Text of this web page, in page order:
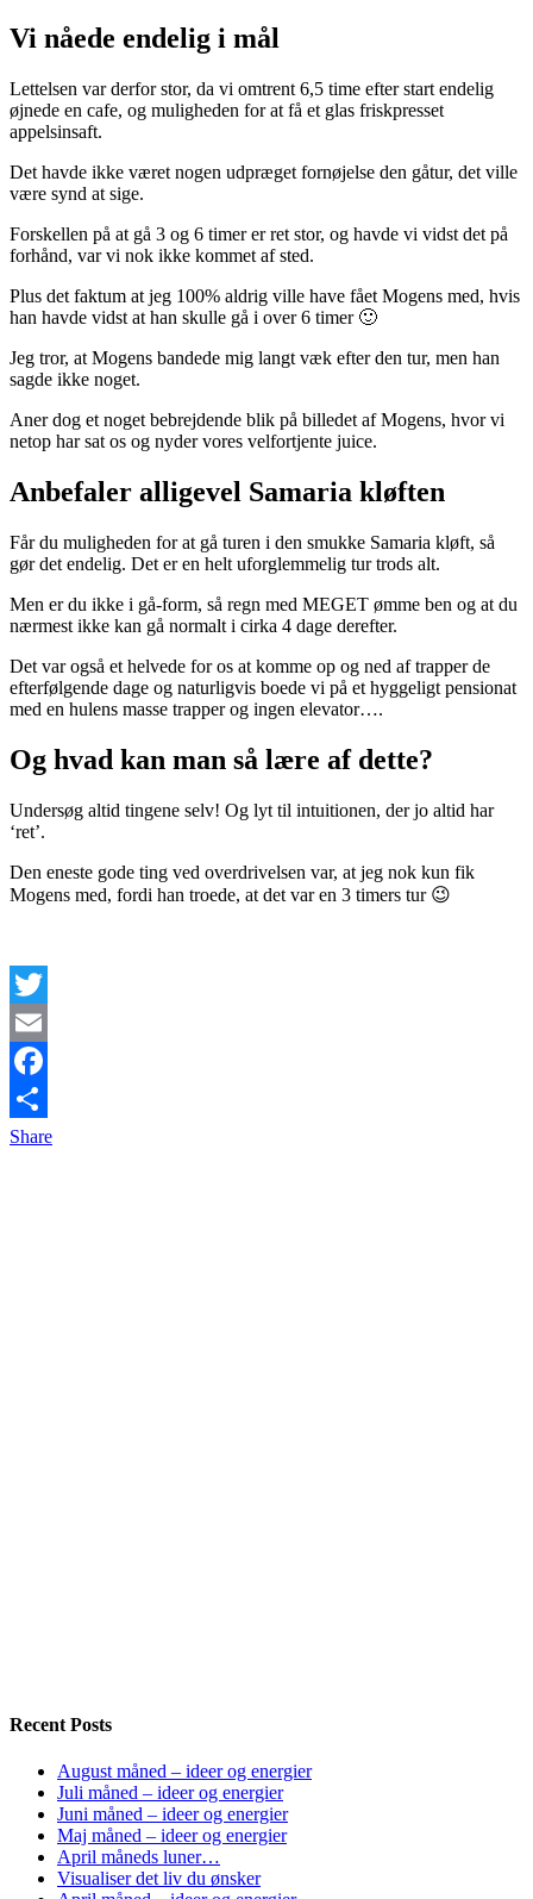
Vi nåede endelig i mål
Lettelsen var derfor stor, da vi omtrent 6,5 time efter start endelig
øjnede en cafe, og muligheden for at få et glas friskpresset
appelsinsaft.
Det havde ikke været nogen udpræget fornøjelse den gåtur, det ville
være synd at sige.
Forskellen på at gå 3 og 6 timer er ret stor, og havde vi vidst det på
forhånd, var vi nok ikke kommet af sted.
Plus det faktum at jeg 100% aldrig ville have fået Mogens med, hvis
han havde vidst at han skulle gå i over 6 timer 🙂
Jeg tror, at Mogens bandede mig langt væk efter den tur, men han
sagde ikke noget.
Aner dog et noget bebrejdende blik på billedet af Mogens, hvor vi
netop har sat os og nyder vores velfortjente juice.
Anbefaler alligevel Samaria kløften
Får du muligheden for at gå turen i den smukke Samaria kløft, så
gør det endelig. Det er en helt uforglemmelig tur trods alt.
Men er du ikke i gå-form, så regn med MEGET ømme ben og at du
nærmest ikke kan gå normalt i cirka 4 dage derefter.
Det var også et helvede for os at komme op og ned af trapper de
efterfølgende dage og naturligvis boede vi på et hyggeligt pensionat
med en hulens masse trapper og ingen elevator….
Og hvad kan man så lære af dette?
Undersøg altid tingene selv! Og lyt til intuitionen, der jo altid har
‘ret’.
Den eneste gode ting ved overdrivelsen var, at jeg nok kun fik
Mogens med, fordi han troede, at det var en 3 timers tur 😉
Twitter
Email
Facebook
Share
Recent Posts
August måned – ideer og energier
Juli måned – ideer og energier
Juni måned – ideer og energier
Maj måned – ideer og energier
April måneds luner…
Visualiser det liv du ønsker